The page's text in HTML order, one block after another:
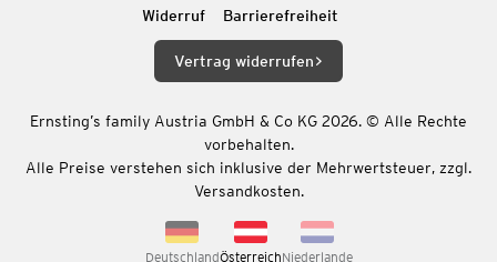
Widerruf
Barrierefreiheit
Vertrag widerrufen
Ernsting’s family Austria GmbH & Co KG 2026. © Alle Rechte
vorbehalten.
Alle Preise verstehen sich inklusive der Mehrwertsteuer, zzgl.
Versandkosten.
DeutschlandÖsterreichNiederlande